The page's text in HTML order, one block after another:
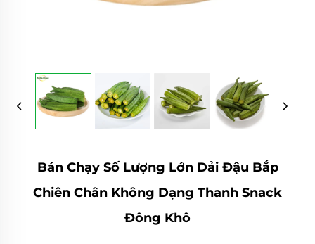
Bán Chạy Số Lượng Lớn Dải Đậu Bắp
Chiên Chân Không Dạng Thanh Snack
Đông Khô